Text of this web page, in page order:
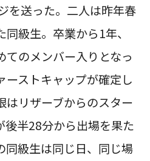
を送った。二人は昨年春
級生。卒業から1年、
てのメンバー入りとなっ
ーストキャップが確定し
はリザーブからのスター
後半28分から出場を果た
同級生は同じ日、同じ場